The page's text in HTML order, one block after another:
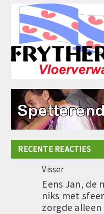
RECENTE REACTIES
Visser
Eens Jan, de
niks met
zorgde